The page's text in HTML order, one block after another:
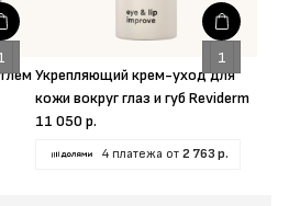
Укрепляющий крем-уход для
кожи вокруг глаз и губ Reviderm
11 050 р.
4 платежа от 2 763 р.